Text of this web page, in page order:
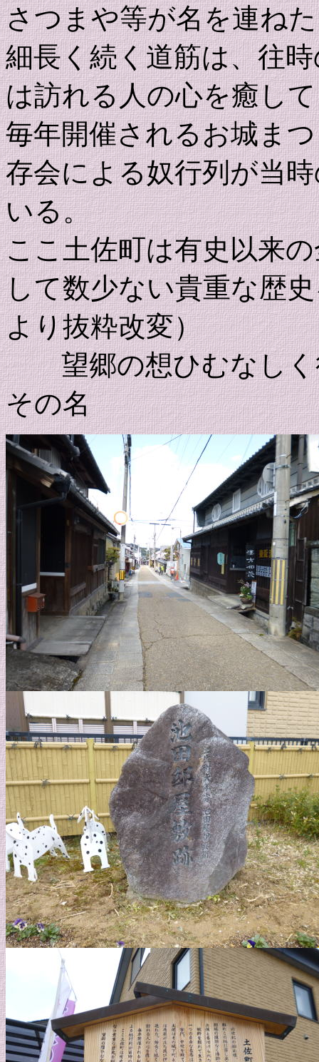
さつまや等が名を連ね
細長く続く道筋は、往
は訪れる人の心を癒し
毎年開催されるお城ま
存会による奴行列が当
いる。
ここ土佐町は有史以来
して数少ない貴重な歴
より抜粋改変）
望郷の想ひむなしく
その名